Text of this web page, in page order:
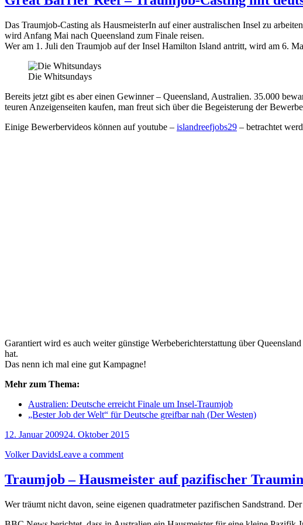
Das Traumjob-Casting als HausmeisterIn auf einer australischen Insel zu
wird Anfang Mai nach Queensland zum Finale reisen.
Wer am 1. Juli den Traumjob auf der Insel Hamilton Island antritt, wird am 6.
Die Whitsundays
Bereits jetzt gibt es aber einen Gewinner – Queensland, Australien. 35.000
teuren Anzeigenseiten kaufen, man freut sich über die Begeisterung der
Einige Bewerbervideos können auf youtube – islandreefjobs29 – betrachtet
Garantiert wird es auch weiter günstige Werbeberichterstattung über
hat.
Das nenn ich mal eine gut Kampagne!
Mehr zum Thema:
Australien: Deutsche erreicht Finale um Insel-Traumjob
„Bester Job der Welt“ für Deutsche greifbar nah (Der Westen)
12. Januar 200924. Oktober 2015
Volker DavidsLeave a comment
Traumjob – Hausmeister auf pazifischer
Wer träumt nicht davon, seine eigenen quadratmeter pazifischen Sandstrand.